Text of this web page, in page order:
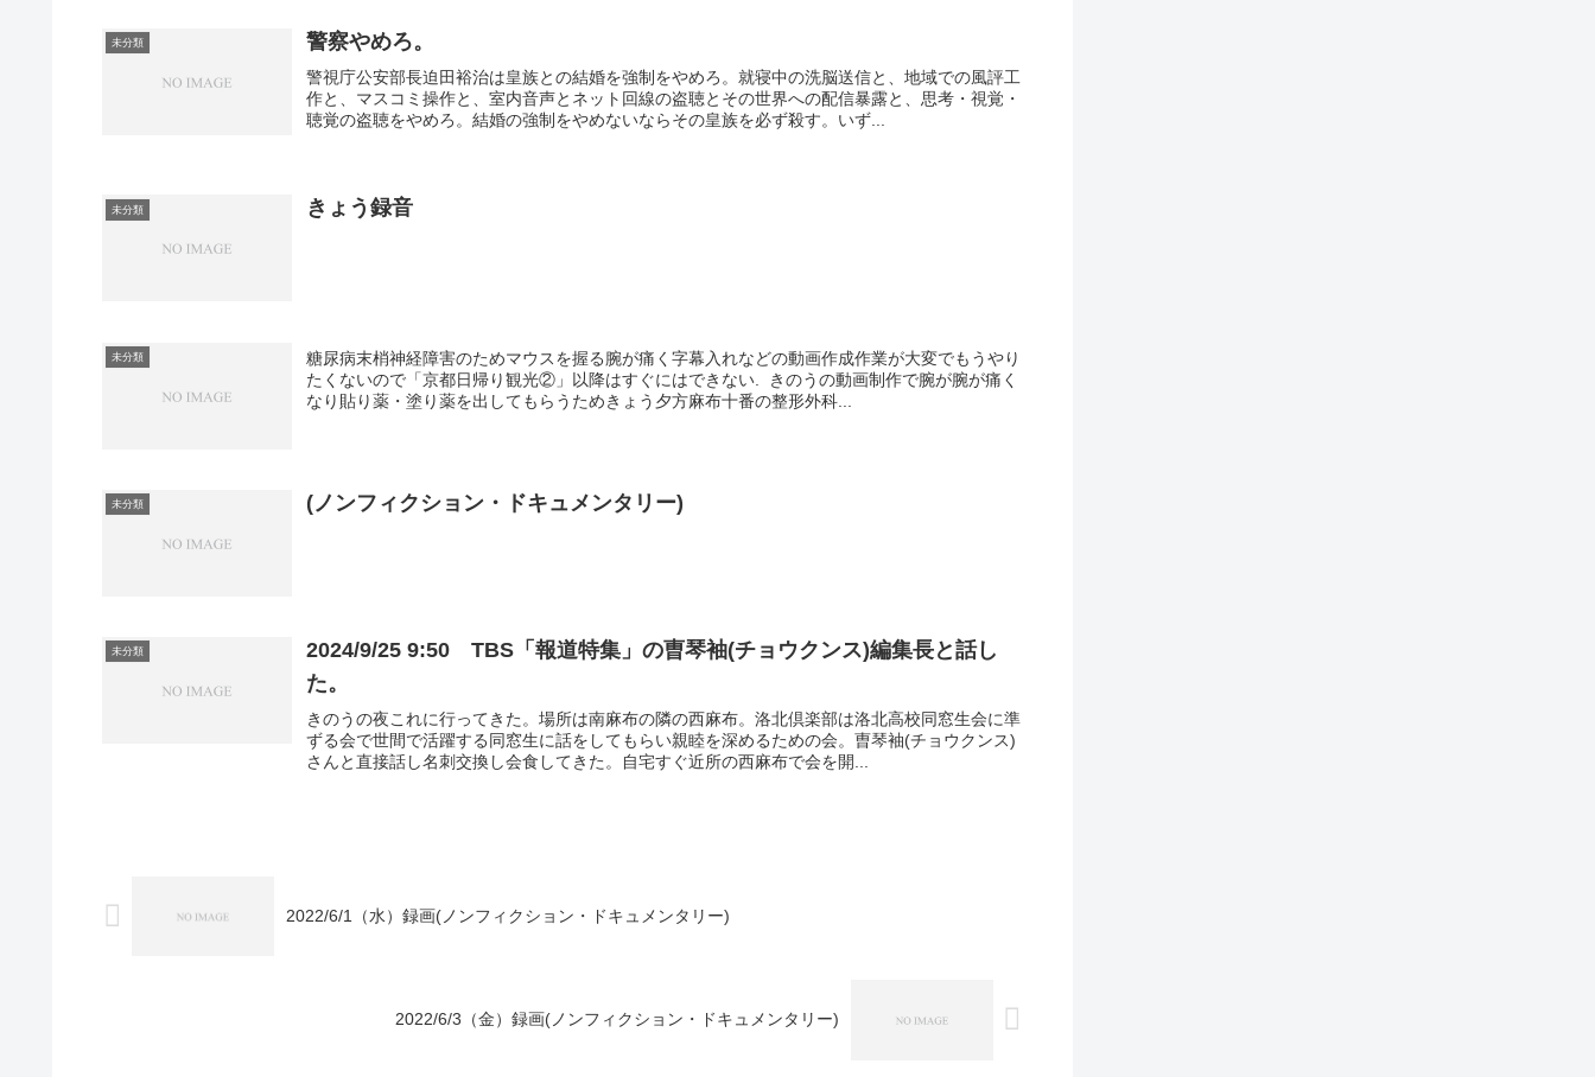
未分類 警察やめろ。
警視庁公安部長迫田裕治は皇族との結婚を強制をやめろ。就寝中の洗脳送信と、地域での風評工
作と、マスコミ操作と、室内音声とネット回線の盗聴とその世界への配信暴露と、思考・視覚・
聴覚の盗聴をやめろ。結婚の強制をやめないならその皇族を必ず殺す。いず...
未分類 きょう録音
未分類
糖尿病末梢神経障害のためマウスを握る腕が痛く字幕入れなどの動画作成作業が大変でもうやり
たくないので「京都日帰り観光②」以降はすぐにはできない. きのうの動画制作で腕が腕が痛く
なり貼り薬・塗り薬を出してもらうためきょう夕方麻布十番の整形外科...
未分類 (ノンフィクション・ドキュメンタリー)
未分類
2024/9/25 9:50 TBS「報道特集」の曺琴袖(チョウクンス)編集長と話し
た。
きのうの夜これに行ってきた。場所は南麻布の隣の西麻布。洛北倶楽部は洛北高校同窓生会に準
ずる会で世間で活躍する同窓生に話をしてもらい親睦を深めるための会。曺琴袖(チョウクンス)
さんと直接話し名刺交換し会食してきた。自宅すぐ近所の西麻布で会を開...
2022/6/1（水）録画(ノンフィクション・ドキュメンタリー)
2022/6/3（金）録画(ノンフィクション・ドキュメンタリー)